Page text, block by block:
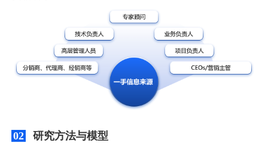
02 研究方法与模型